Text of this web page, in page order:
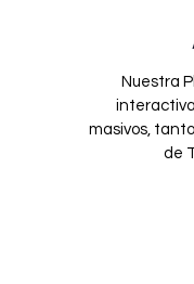
Nuestra
masivos,
de